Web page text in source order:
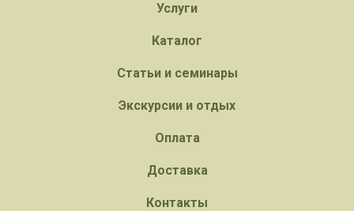
Услуги
Каталог
Статьи и семинары
Экскурсии и отдых
Оплата
Доставка
Контакты